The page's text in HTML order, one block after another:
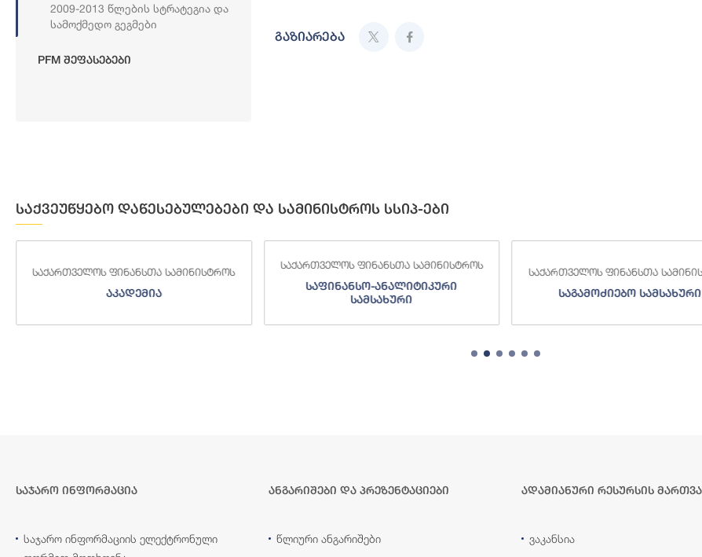
2009-2013 Წლების Სტრატეგია Და
Სამოქმედო Გეგმები
PFM Შეფასებები
გაზიარება
საქვეუწყებო დაწესებულებები და სამინისტროს სსიპ-ები
საქართველოს ფინანსთა სამინისტროს
საფინანსო-ანალიტიკური
სამსახური
საქართველოს ფინანსთა სამინისტროს
საგამოძიებო სამსახური
საქართველოს
შემოსავლების
საჯარო ინფორმაცია
საჯარო ინფორმაციის ელექტრონული
ანგარიშები და პრეზენტაციები
წლიური ანგარიშები
ადამიანური რესურსის მართვა
ვაკანსია